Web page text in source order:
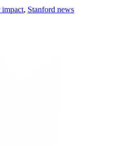
impact, Stanford news